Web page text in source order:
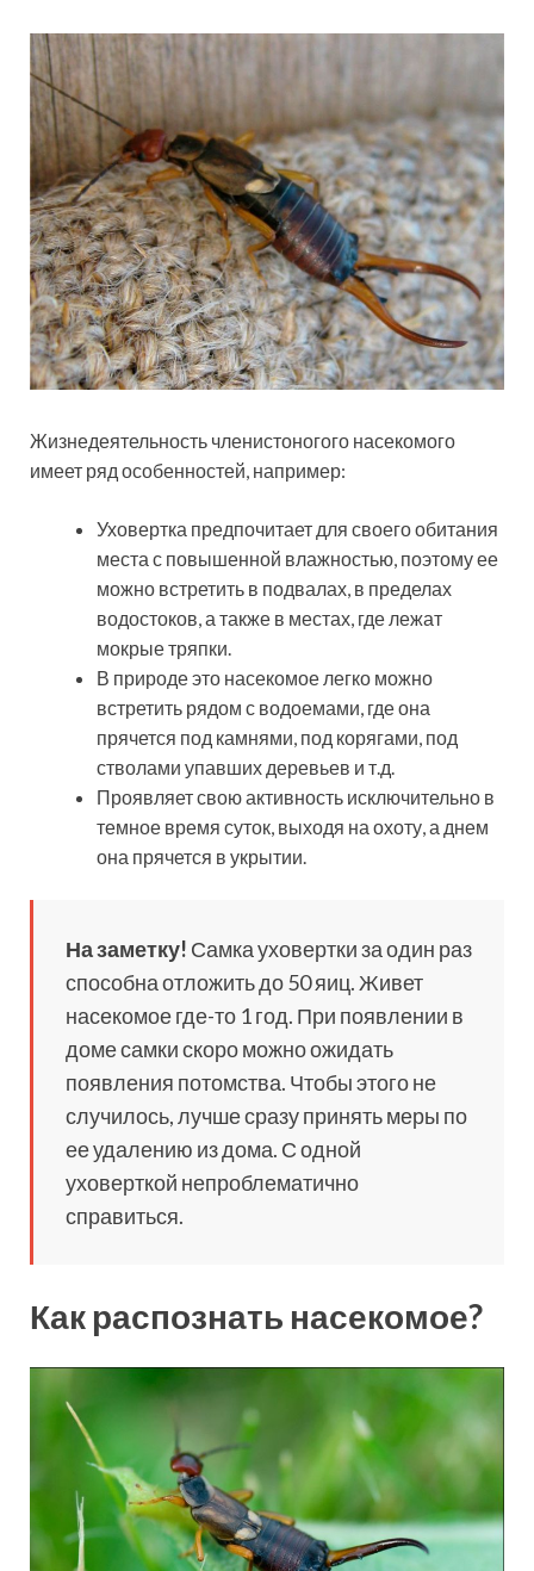
Жизнедеятельность членистоногого насекомого
имеет ряд особенностей, например:
Уховертка предпочитает для своего обитания
места с повышенной влажностью, поэтому ее
можно встретить в подвалах, в пределах
водостоков, а также в местах, где лежат
мокрые тряпки.
В природе это насекомое легко можно
встретить рядом с водоемами, где она
прячется под камнями, под корягами, под
стволами упавших деревьев и т.д.
Проявляет свою активность исключительно в
темное время суток, выходя на охоту, а днем
она прячется в укрытии.
На заметку! Самка уховертки за один раз
способна отложить до 50 яиц. Живет
насекомое где-то 1 год. При появлении в
доме самки скоро можно ожидать
появления потомства. Чтобы этого не
случилось, лучше сразу принять меры по
ее удалению из дома. С одной
уховерткой непроблематично
справиться.
Как распознать насекомое?